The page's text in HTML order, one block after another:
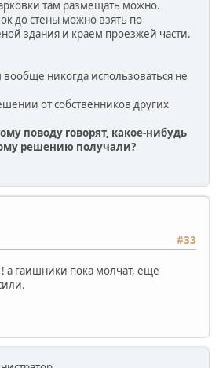
там размещать можно.
до стены можно взять по
здания и краем проезжей части.
вообще никогда использоваться не
от собственников других
поводу говорят, какое-нибудь
решению получали?
#33
! а гаишники пока молчат, еще